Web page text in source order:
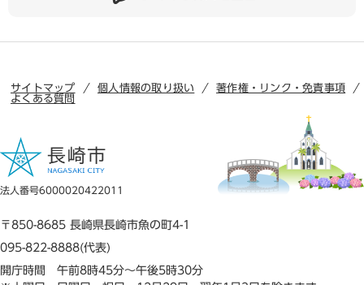
サイトマップ 個人情報の取り扱い
著作権・リンク・免責事項
よくある質問
法人番号6000020422011
〒850-8685 長崎県長崎市魚の町4-1
095-822-8888(代表)
開庁時間 午前8時45分～午後5時30分